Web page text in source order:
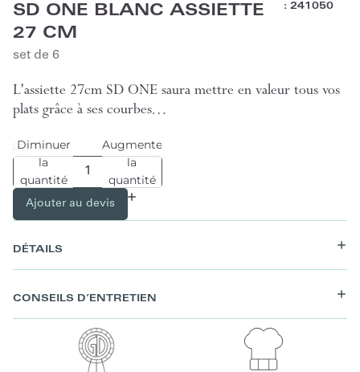
SD ONE BLANC ASSIETTE
27 CM
set de 6
:241050
L'assiette 27cm SD ONE saura mettre en valeur tous vos
plats grâce à ses courbes…
Lire plus
Diminuer
la
quantité
Augmenter
la
quantité
Ajouter au devis
DÉTAILS
CONSEILS D’ENTRETIEN